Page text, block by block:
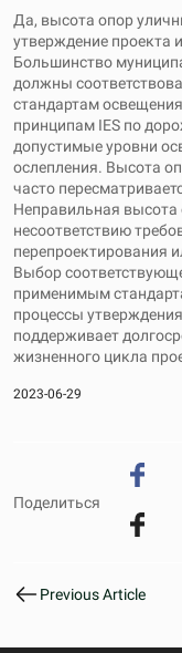
Да, высота опор
утверждение проекта
Большинство
должны
стандартам
принципам IES по
допустимые уровни
ослепления. Высота
часто
Неправильная
несоответствию
перепроектирования
Выбор
применимым
процессы
поддерживает
жизненного цикла
2023-06-29
Поделиться
Previous Article